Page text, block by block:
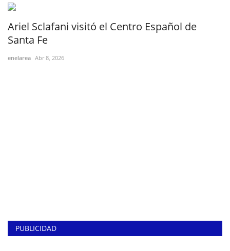
Ariel Sclafani visitó el Centro Español de
Santa Fe
enelarea Abr 8, 2026
PUBLICIDAD